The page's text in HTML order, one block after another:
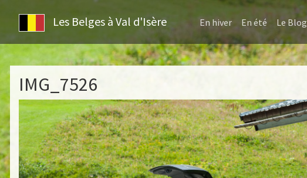
Les Belges à Val d'Isère En hiver En été Le Blog
IMG_7526